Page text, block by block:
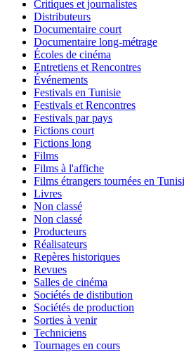
Critiques et journalistes
Distributeurs
Documentaire court
Documentaire long-métrage
Écoles de cinéma
Entretiens et Rencontres
Événements
Festivals en Tunisie
Festivals et Rencontres
Festivals par pays
Fictions court
Fictions long
Films
Films à l'affiche
Films étrangers tournées en
Livres
Non classé
Non classé
Producteurs
Réalisateurs
Repères historiques
Revues
Salles de cinéma
Sociétés de distibution
Sociétés de production
Sorties à venir
Techniciens
Tournages en cours